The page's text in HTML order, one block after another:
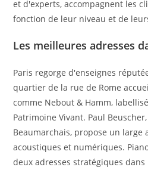
et d'experts, accompagnent les
fonction de leur niveau et de
Les meilleures adresses
Paris regorge d'enseignes
quartier de la rue de Rome
comme Nebout & Hamm,
Patrimoine Vivant. Paul
Beaumarchais, propose un
acoustiques et numériques.
deux adresses stratégiques dans